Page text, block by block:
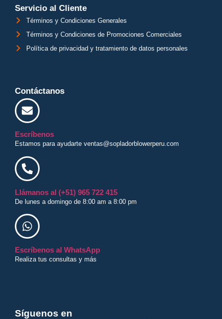
Servicio al Cliente
Términos y Condiciones Generales
Términos y Condiciones de Promociones Comerciales
Política de privacidad y tratamiento de datos personales
Contáctanos
Escríbenos
Estamos para ayudarte ventas@sopladorblowerperu.com
Llámanos al (+51) 965 722 415
De lunes a domingo de 8:00 am a 8:00 pm
Escríbenos al WhatsApp
Realiza tus consultas y más
Síguenos en